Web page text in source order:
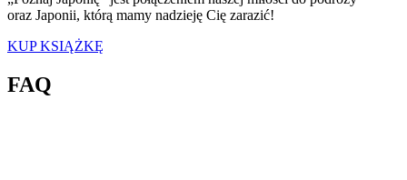
oraz Japonii, którą mamy nadzieję Cię zarazić!
KUP KSIĄŻKĘ
FAQ